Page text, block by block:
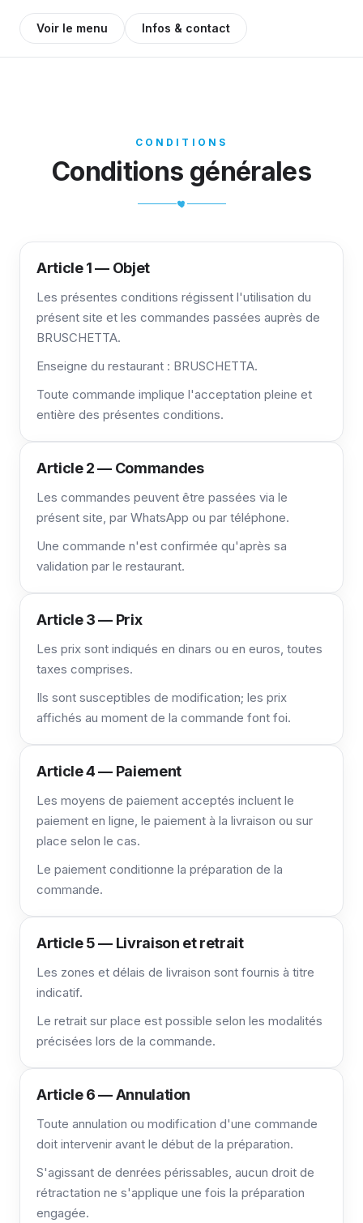
Voir le menu Infos & contact
CONDITIONS
Conditions générales
Article 1 — Objet
Les présentes conditions régissent l'utilisation du
présent site et les commandes passées auprès de
BRUSCHETTA.
Enseigne du restaurant : BRUSCHETTA.
Toute commande implique l'acceptation pleine et
entière des présentes conditions.
Article 2 — Commandes
Les commandes peuvent être passées via le
présent site, par WhatsApp ou par téléphone.
Une commande n'est confirmée qu'après sa
validation par le restaurant.
Article 3 — Prix
Les prix sont indiqués en dinars ou en euros, toutes
taxes comprises.
Ils sont susceptibles de modification; les prix
affichés au moment de la commande font foi.
Article 4 — Paiement
Les moyens de paiement acceptés incluent le
paiement en ligne, le paiement à la livraison ou sur
place selon le cas.
Le paiement conditionne la préparation de la
commande.
Article 5 — Livraison et retrait
Les zones et délais de livraison sont fournis à titre
indicatif.
Le retrait sur place est possible selon les modalités
précisées lors de la commande.
Article 6 — Annulation
Toute annulation ou modification d'une commande
doit intervenir avant le début de la préparation.
S'agissant de denrées périssables, aucun droit de
rétractation ne s'applique une fois la préparation
engagée.